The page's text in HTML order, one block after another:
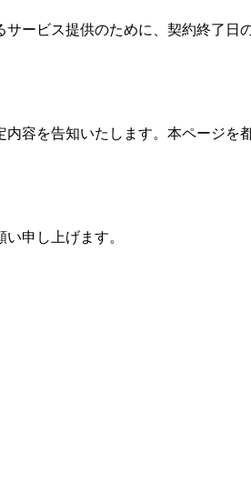
ービス提供のために、契約終了日
容を告知いたします。本ページを
申し上げます。